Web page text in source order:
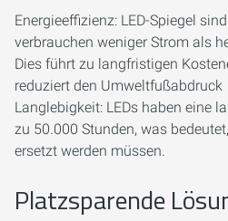
Energieeffizienz: LED-Spiegel
verbrauchen weniger Strom als
Dies führt zu langfristigen
reduziert den Umweltfußabdruck
Langlebigkeit: LEDs haben eine
zu 50.000 Stunden, was
ersetzt werden müssen.
Platzsparende